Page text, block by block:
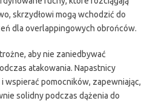
skrzydłowi mogą wchodzić do
dla overlappingowych obrońców.
aby nie zaniedbywać
atakowania. Napastnicy
wspierać pomocników, zapewniając,
solidny podczas dążenia do